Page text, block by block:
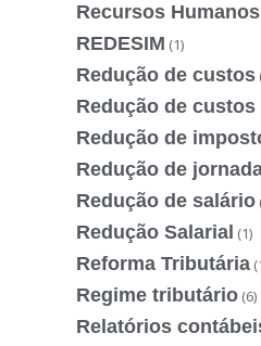
Recursos Humanos
REDESIM (1)
Redução de custos
Redução de
Redução de
Redução de
Redução de salário
Redução Salarial (1)
Reforma Tributária
Regime tributário (6)
Relatórios